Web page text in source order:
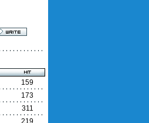
159
173
311
219